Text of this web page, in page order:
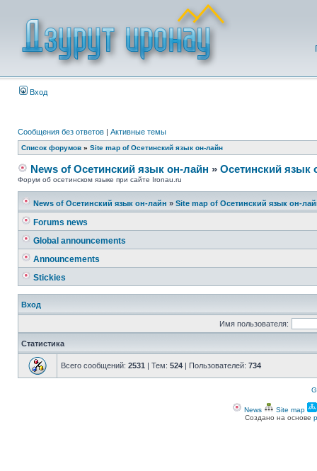
Вход
Сообщения без ответов | Активные темы
Список форумов » Site map of Осетинский язык он-лайн
News of Осетинский язык он-лайн » Осетинский язык
Форум об осетинском языке при сайте Ironau.ru
News of Осетинский язык он-лайн » Site map of Осетинский язык он-
Forums news
Global announcements
Announcements
Stickies
Вход
Имя пользователя:
Статистика
Всего сообщений: 2531 | Тем: 524 | Пользователей: 734
News Site map
Создано на основе